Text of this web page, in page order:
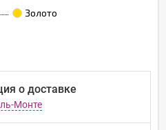
Золото
о доставке
Монте